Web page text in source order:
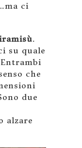
ci
.
su quale
che
due
alzare